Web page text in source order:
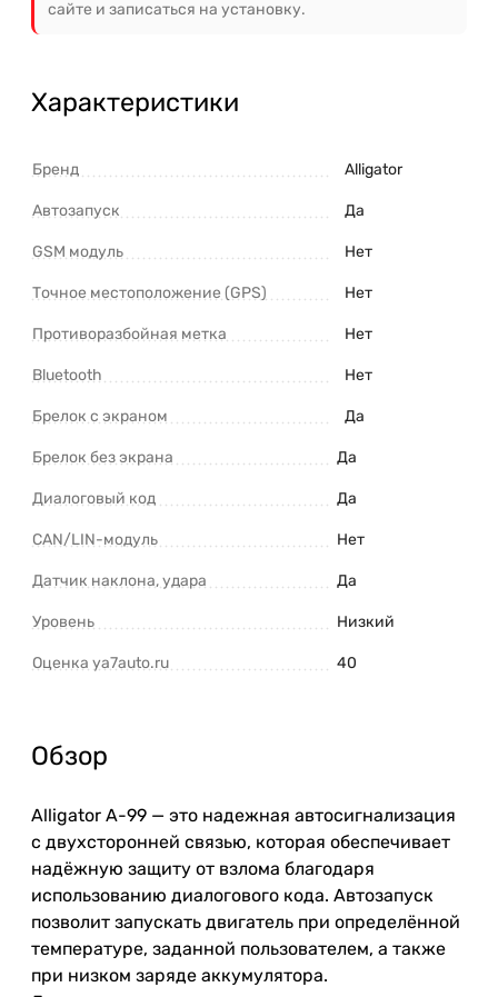
сайте и записаться на установку.
Характеристики
Бренд Alligator
Автозапуск Да
GSM модуль Нет
Точное местоположение (GPS) Нет
Противоразбойная метка Нет
Bluetooth Нет
Брелок с экраном Да
Брелок без экрана Да
Диалоговый код Да
CAN/LIN-модуль Нет
Датчик наклона, удара Да
Уровень Низкий
Оценка ya7auto.ru 40
Обзор
Alligator A-99 — это надежная автосигнализация
с двухсторонней связью, которая обеспечивает
надёжную защиту от взлома благодаря
использованию диалогового кода. Автозапуск
позволит запускать двигатель при определённой
температуре, заданной пользователем, а также
при низком заряде аккумулятора.